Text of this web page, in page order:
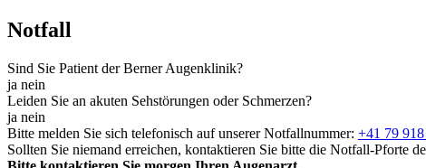
Notfall
Sind Sie Patient der Berner Augenklinik?
ja nein
Leiden Sie an akuten Sehstörungen oder Schmerzen?
ja nein
Bitte melden Sie sich telefonisch auf unserer Notfallnummer: +41 79
Sollten Sie niemand erreichen, kontaktieren Sie bitte die Notfall-Pforte